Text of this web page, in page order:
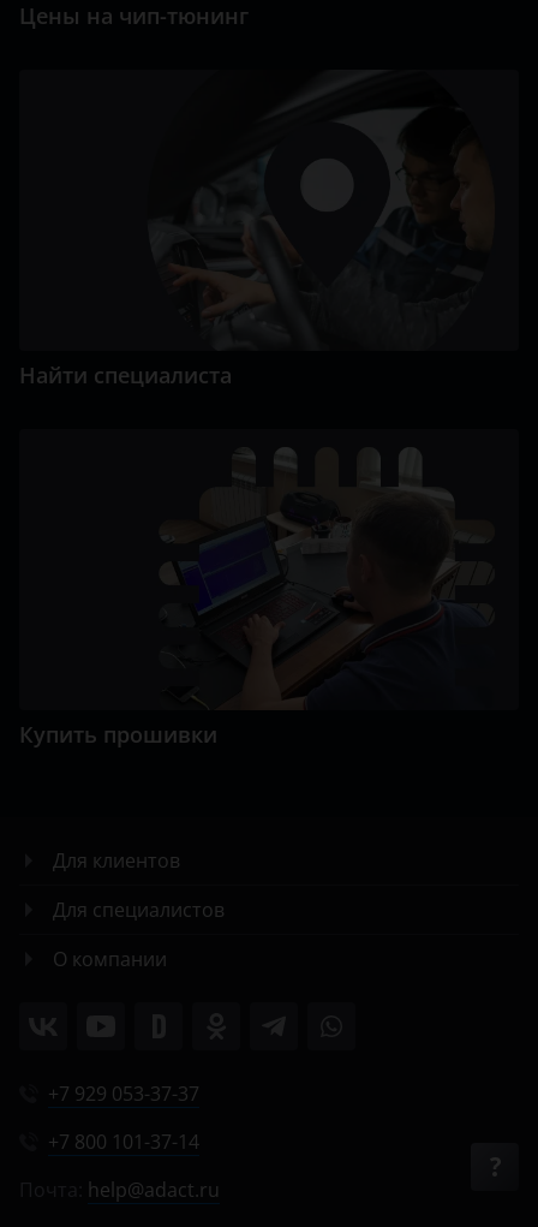
Цены на чип-тюнинг
Найти специалиста
Купить прошивки
Для клиентов
Для специалистов
О компании
+7 929 053-37-37
+7 800 101-37-14
help@adact.ru